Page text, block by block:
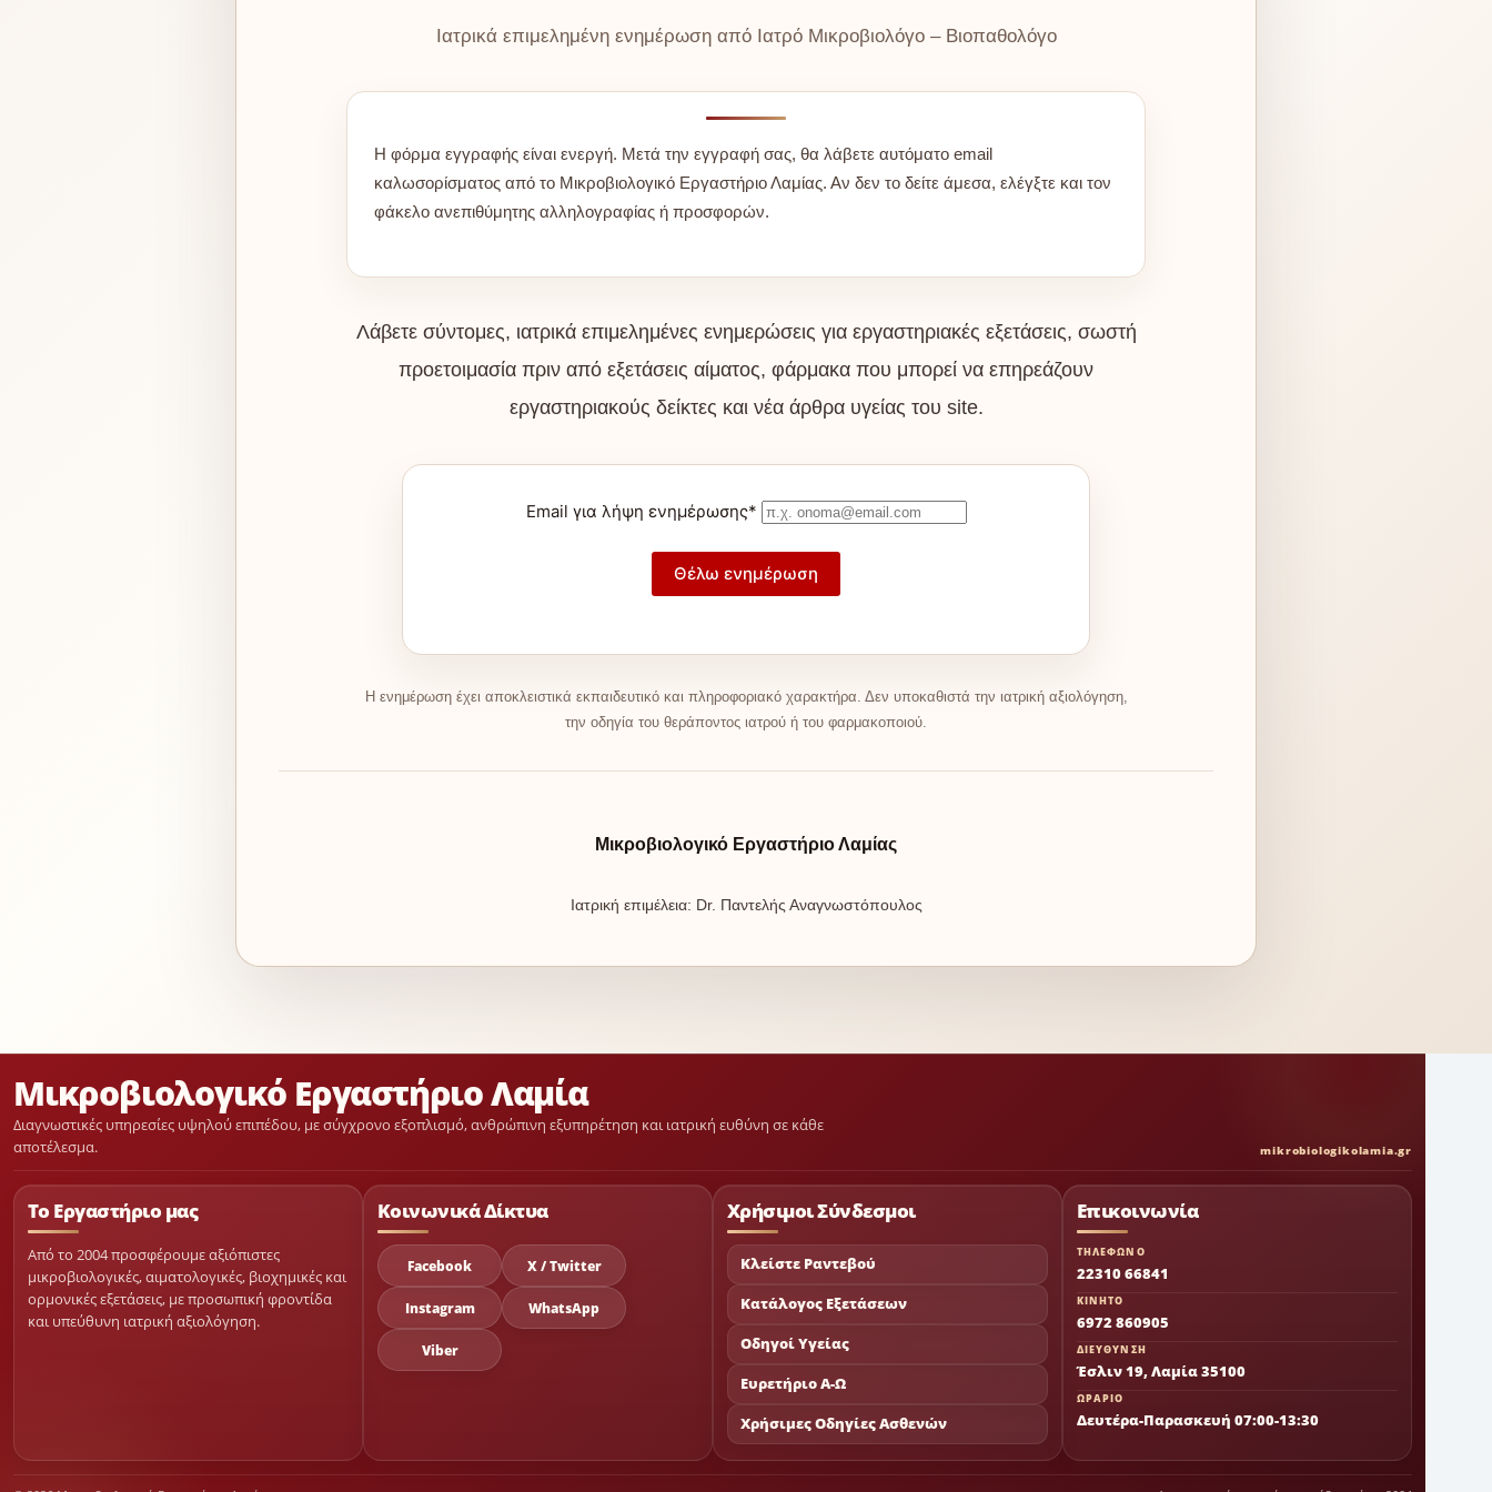
Ιατρικά επιμελημένη ενημέρωση από Ιατρό Μικροβιολόγο – Βιοπαθολόγο
Η φόρμα εγγραφής είναι ενεργή. Μετά την εγγραφή σας, θα λάβετε αυτόματο email
καλωσορίσματος από το Μικροβιολογικό Εργαστήριο Λαμίας. Αν δεν το δείτε άμεσα, ελέγξτε και τον
φάκελο ανεπιθύμητης αλληλογραφίας ή προσφορών.
Λάβετε σύντομες, ιατρικά επιμελημένες ενημερώσεις για εργαστηριακές εξετάσεις, σωστή
προετοιμασία πριν από εξετάσεις αίματος, φάρμακα που μπορεί να επηρεάζουν
εργαστηριακούς δείκτες και νέα άρθρα υγείας του site.
Email για λήψη ενημέρωσης*
Η ενημέρωση έχει αποκλειστικά εκπαιδευτικό και πληροφοριακό χαρακτήρα. Δεν υποκαθιστά την ιατρική αξιολόγηση,
την οδηγία του θεράποντος ιατρού ή του φαρμακοποιού.
Μικροβιολογικό Εργαστήριο Λαμίας
Ιατρική επιμέλεια: Dr. Παντελής Αναγνωστόπουλος
Μικροβιολογικό Εργαστήριο Λαμία
Διαγνωστικές υπηρεσίες υψηλού επιπέδου, με σύγχρονο εξοπλισμό, ανθρώπινη εξυπηρέτηση και ιατρική ευθύνη σε κάθε
αποτέλεσμα.
mikrobiologikolamia.gr
Το Εργαστήριο μας
Από το 2004 προσφέρουμε αξιόπιστες
μικροβιολογικές, αιματολογικές, βιοχημικές και
ορμονικές εξετάσεις, με προσωπική φροντίδα
και υπεύθυνη ιατρική αξιολόγηση.
Κοινωνικά Δίκτυα
Facebook X / Twitter
Instagram WhatsApp
Viber
Χρήσιμοι Σύνδεσμοι
Κλείστε Ραντεβού
Κατάλογος Εξετάσεων
Οδηγοί Υγείας
Ευρετήριο Α-Ω
Χρήσιμες Οδηγίες Ασθενών
Επικοινωνία
ΤΗΛΕΦΩΝΟ
22310 66841
ΚΙΝΗΤΟ
6972 860905
ΔΙΕΥΘΥΝΣΗ
Έσλιν 19, Λαμία 35100
ΩΡΑΡΙΟ
Δευτέρα-Παρασκευή 07:00-13:30